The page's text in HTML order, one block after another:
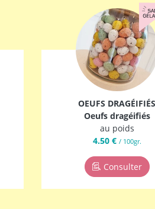
OEUFS DRAGÉIFIÉS
Oeufs dragéifiés
au poids
4.50 € / 100gr.
Consulter